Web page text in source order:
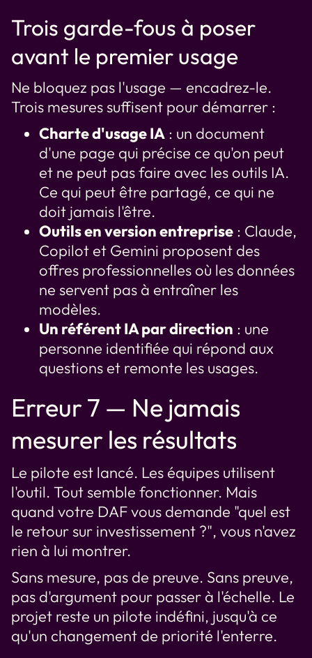
Trois garde-fous à poser
avant le premier usage
Ne bloquez pas l'usage — encadrez-le.
Trois mesures suffisent pour démarrer :
Charte d'usage IA : un document
d'une page qui précise ce qu'on peut
et ne peut pas faire avec les outils IA.
Ce qui peut être partagé, ce qui ne
doit jamais l'être.
Outils en version entreprise : Claude,
Copilot et Gemini proposent des
offres professionnelles où les données
ne servent pas à entraîner les
modèles.
Un référent IA par direction : une
personne identifiée qui répond aux
questions et remonte les usages.
Erreur 7 — Ne jamais
mesurer les résultats
Le pilote est lancé. Les équipes utilisent
l'outil. Tout semble fonctionner. Mais
quand votre DAF vous demande "quel est
le retour sur investissement ?", vous n'avez
rien à lui montrer.
Sans mesure, pas de preuve. Sans preuve,
pas d'argument pour passer à l'échelle. Le
projet reste un pilote indéfini, jusqu'à ce
qu'un changement de priorité l'enterre.